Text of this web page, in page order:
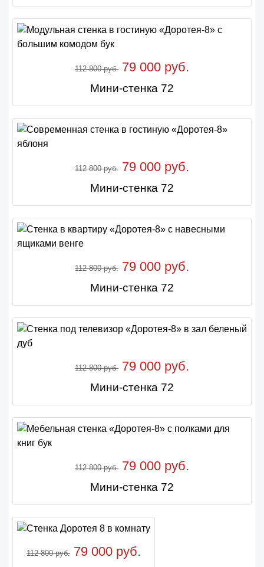
112 800 руб. 79 000 руб.
Мини-стенка 72
112 800 руб. 79 000 руб.
Мини-стенка 72
112 800 руб. 79 000 руб.
Мини-стенка 72
112 800 руб. 79 000 руб.
Мини-стенка 72
112 800 руб. 79 000 руб.
Мини-стенка 72
112 800 руб. 79 000 руб.